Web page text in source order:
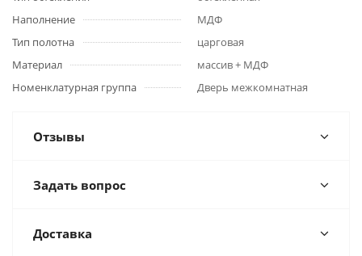
Наполнение
МДФ
Тип полотна
царговая
Материал
массив + МДФ
Номенклатурная группа
Дверь межкомнатная
Отзывы
Задать вопрос
Доставка